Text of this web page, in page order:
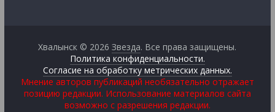
Хвалынск © 2026Звезда. Все права защищены.
Политика конфиденциальности.
Согласие на обработку метрических данных.
Мнение авторов публикаций необязательно отражает
позицию редакции. Использование материалов сайта
возможно с разрешения редакции.